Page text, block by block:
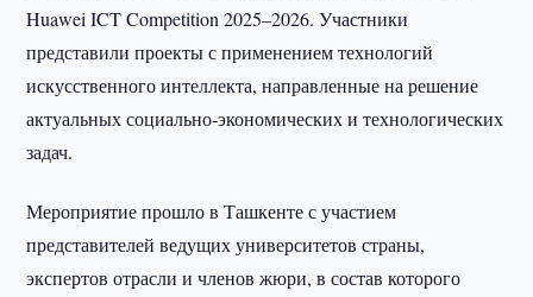
Huawei ICT Competition 2025–2026. Участники
представили проекты с применением технологий
искусственного интеллекта, направленные на решение
актуальных социально-экономических и технологических
задач.
Мероприятие прошло в Ташкенте с участием
представителей ведущих университетов страны,
экспертов отрасли и членов жюри, в состав которого